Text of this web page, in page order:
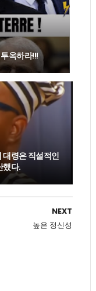
옥하라!!!
대령은 직설적인
했다.
NEXT
높은 정신성